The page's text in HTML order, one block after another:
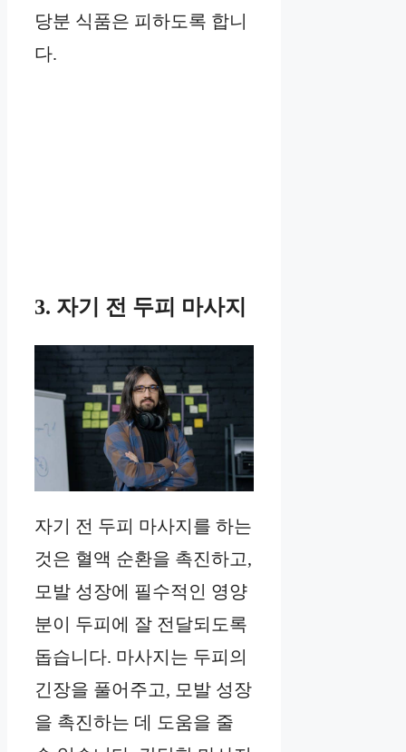
당분 식품은 피하도록 합니
다.
3. 자기 전 두피 마사지
자기 전 두피 마사지를 하는
것은 혈액 순환을 촉진하고,
모발 성장에 필수적인 영양
분이 두피에 잘 전달되도록
돕습니다. 마사지는 두피의
긴장을 풀어주고, 모발 성장
을 촉진하는 데 도움을 줄